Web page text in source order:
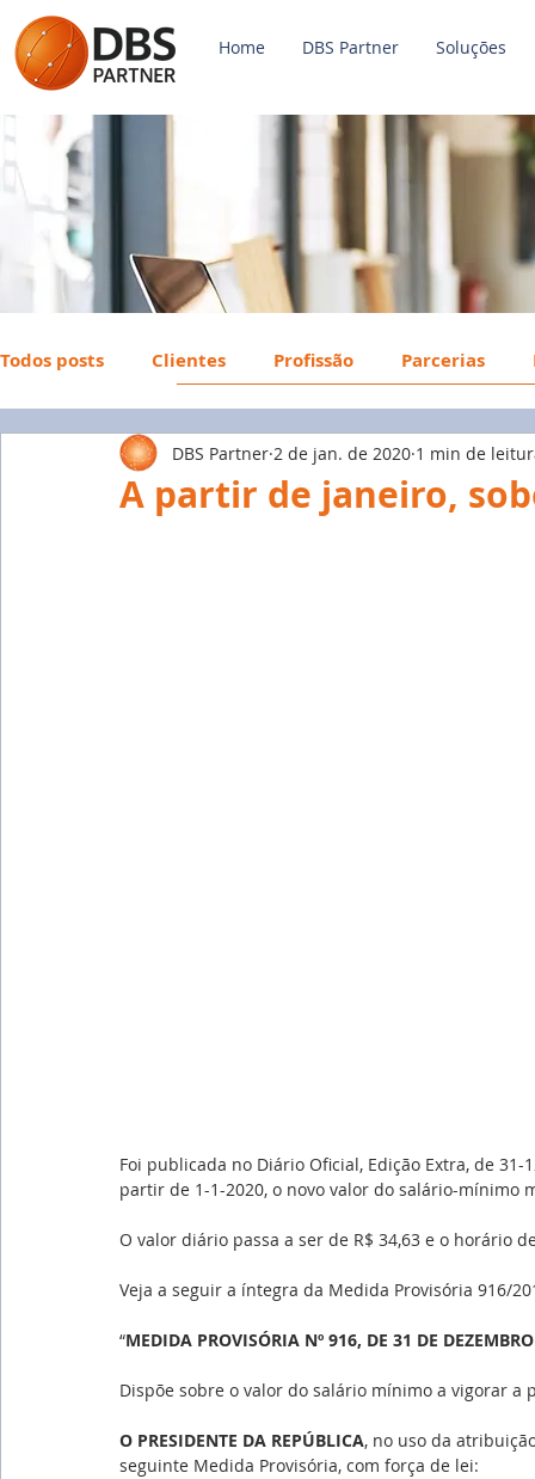
Home DBS Partner Soluções
Todos posts Clientes Profissão Parcerias
FGTS Mercado de Trabalho
A partir de janeiro,
DBS Partner 2 de jan. de 2020 1 min de
Foi publicada no Diário Oficial, Edição Extra, de
partir de 1-1-2020, o novo valor do salário-mínimo
O valor diário passa a ser de R$ 34,63 e o horário
Veja a seguir a íntegra da Medida Provisória 916/
“MEDIDA PROVISÓRIA Nº 916, DE 31 DE
Dispõe sobre o valor do salário mínimo a vigorar a
O PRESIDENTE DA REPÚBLICA, no uso da
seguinte Medida Provisória, com força de lei: